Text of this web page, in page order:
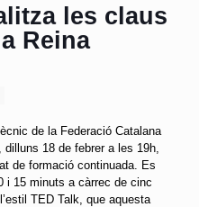
les claus
Reina
de la Federació Catalana
18 de febrer a les 19h,
de formació continuada. Es
i 15 minuts a càrrec de cinc
TED Talk, que aquesta